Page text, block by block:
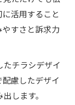
ザイン術
シ改善の道
整理術
へ
の使い方
活用すること
すさと訴求力
たチラシデザイ
慮したデザイ
します。